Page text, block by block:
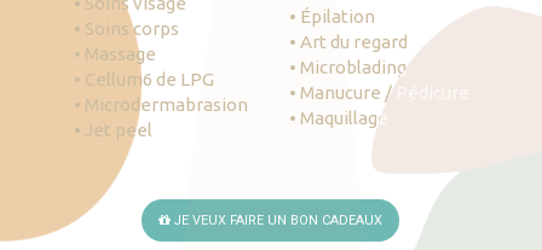
• Soins corps
• Massage
• Cellum6 de LPG
• Microdermabrasion
• Jet peel
• Épilation
• Art du regard
• Microblading
• Manucure / Pédicure
• Maquillage
JE VEUX FAIRE UN BON CADEAUX